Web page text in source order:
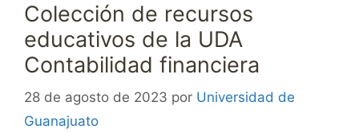
Colección de recursos
educativos de la UDA
Contabilidad financiera
28 de agosto de 2023 por Universidad de
Guanajuato